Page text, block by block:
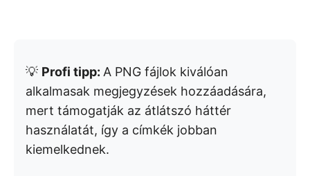
💡 Profi tipp: A PNG fájlok kiválóan
alkalmasak megjegyzések hozzáadására,
mert támogatják az átlátszó háttér
használatát, így a címkék jobban
kiemelkednek.